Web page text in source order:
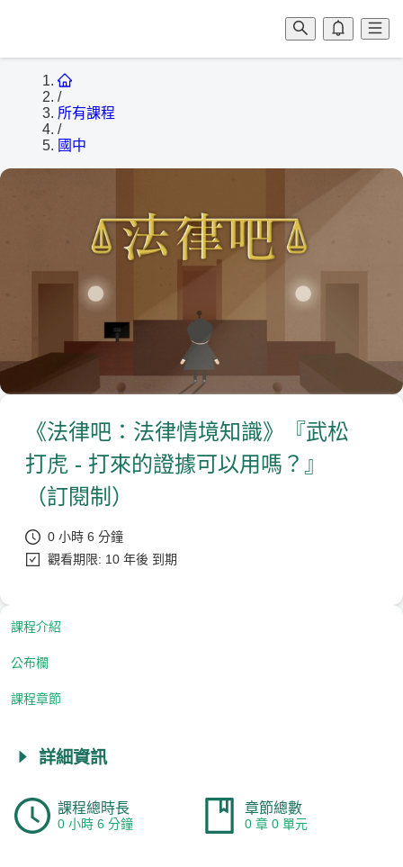
/
所有課程
/
國中
課程介紹
公布欄
課程章節
詳細資訊
課程總時長
0 小時 6 分鐘
章節總數
0 章 0 單元
《法律吧：法律情境知識》『武松
打虎 - 打來的證據可以用嗎？』
（訂閱制）
0 小時 6 分鐘
觀看期限: 10 年後 到期